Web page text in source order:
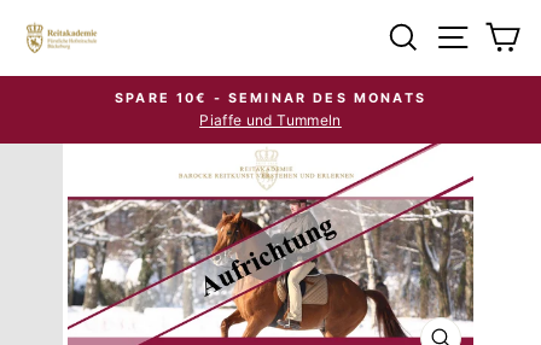
zum
Suche
Pause
Diashow
SPARE 10€ - SEMINAR DES MONATS
Piaffe und Tummeln